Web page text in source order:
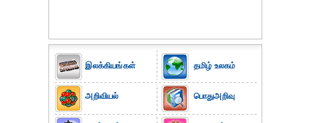
இலக்கியங்கள்
அறிவியல்
தமிழ் உலகம்
பொதுஅறிவு